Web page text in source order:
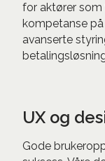
for aktører som
kompetanse
avanserte
UX og
Gode